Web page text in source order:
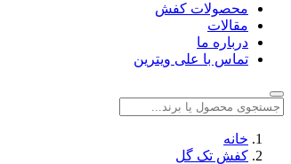
محصولات کفش
مقالات
درباره ما
تماس با علی ویترین
خانه
کفش تک گل